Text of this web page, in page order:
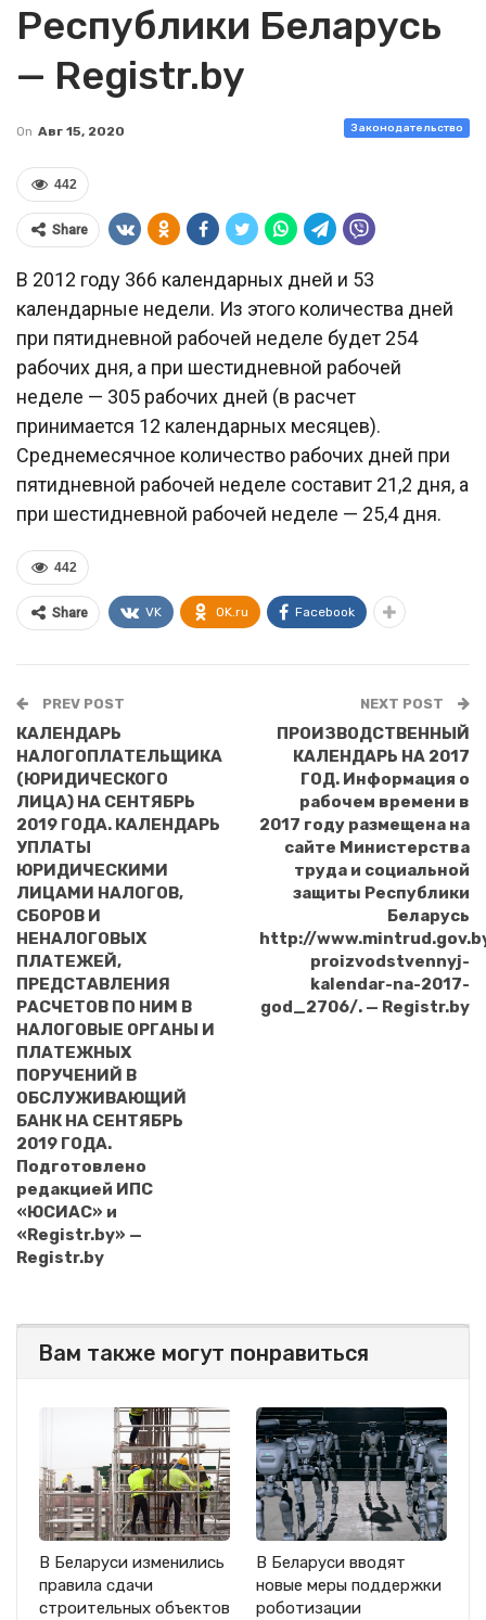
Республики Беларусь
— Registr.by
Законодательство
On Авг 15, 2020
442
Share
В 2012 году 366 календарных дней и 53
календарные недели. Из этого количества дней
при пятидневной рабочей неделе будет 254
рабочих дня, а при шестидневной рабочей
неделе — 305 рабочих дней (в расчет
принимается 12 календарных месяцев).
Среднемесячное количество рабочих дней при
пятидневной рабочей неделе составит 21,2 дня, а
при шестидневной рабочей неделе — 25,4 дня.
442
Share VK OK.ru Facebook
PREV POST
КАЛЕНДАРЬ
НАЛОГОПЛАТЕЛЬЩИКА
(ЮРИДИЧЕСКОГО
ЛИЦА) НА СЕНТЯБРЬ
2019 ГОДА. КАЛЕНДАРЬ
УПЛАТЫ
ЮРИДИЧЕСКИМИ
ЛИЦАМИ НАЛОГОВ,
СБОРОВ И
НЕНАЛОГОВЫХ
ПЛАТЕЖЕЙ,
ПРЕДСТАВЛЕНИЯ
РАСЧЕТОВ ПО НИМ В
НАЛОГОВЫЕ ОРГАНЫ И
ПЛАТЕЖНЫХ
ПОРУЧЕНИЙ В
ОБСЛУЖИВАЮЩИЙ
БАНК НА СЕНТЯБРЬ
2019 ГОДА.
Подготовлено
редакцией ИПС
«ЮСИАС» и
«Registr.by» —
Registr.by
NEXT POST
ПРОИЗВОДСТВЕННЫЙ
КАЛЕНДАРЬ НА 2017
ГОД. Информация о
рабочем времени в
2017 году размещена на
сайте Министерства
труда и социальной
защиты Республики
Беларусь
http://
proizvodstvennyj-
kalendar-na-2017-
god_2706/. — Registr.by
Вам также могут понравиться
В Беларуси изменились
правила сдачи
строительных объектов
В Беларуси вводят
новые меры поддержки
роботизации